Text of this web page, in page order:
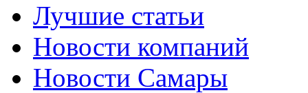
Лучшие статьи
Новости компаний
Новости Самары